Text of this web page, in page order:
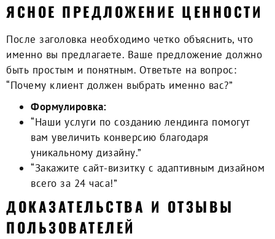
ЯСНОЕ ПРЕДЛОЖЕНИЕ ЦЕННОСТИ
После заголовка необходимо четко объяснить, что
именно вы предлагаете. Ваше предложение должно
быть простым и понятным. Ответьте на вопрос:
“Почему клиент должен выбрать именно вас?”
Формулировка:
“Наши услуги по созданию лендинга помогут
вам увеличить конверсию благодаря
уникальному дизайну.”
“Закажите сайт-визитку с адаптивным дизайном
всего за 24 часа!”
ДОКАЗАТЕЛЬСТВА И ОТЗЫВЫ
ПОЛЬЗОВАТЕЛЕЙ